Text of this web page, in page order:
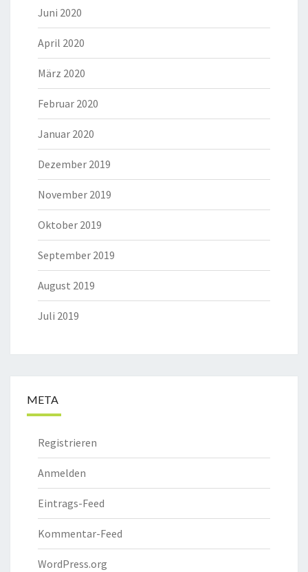
Juni 2020
April 2020
März 2020
Februar 2020
Januar 2020
Dezember 2019
November 2019
Oktober 2019
September 2019
August 2019
Juli 2019
META
Registrieren
Anmelden
Eintrags-Feed
Kommentar-Feed
WordPress.org